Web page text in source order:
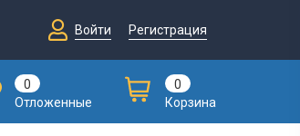
Войти Регистрация
0
Отложенные
0
Корзина